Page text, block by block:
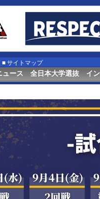
■ サイトマップ
ュース 全日本大学選抜 イ